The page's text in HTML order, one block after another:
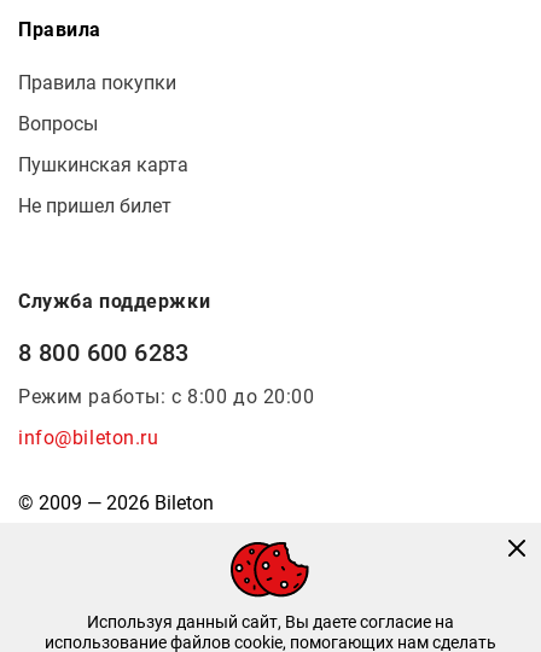
Правила
Правила покупки
Вопросы
Пушкинская карта
Не пришел билет
Служба поддержки
8 800 600 6283
Режим работы: с 8:00 до 20:00
info@bileton.ru
© 2009 — 2026 Bileton
Используя данный сайт, Вы даете согласие на
использование файлов cookie, помогающих нам сделать